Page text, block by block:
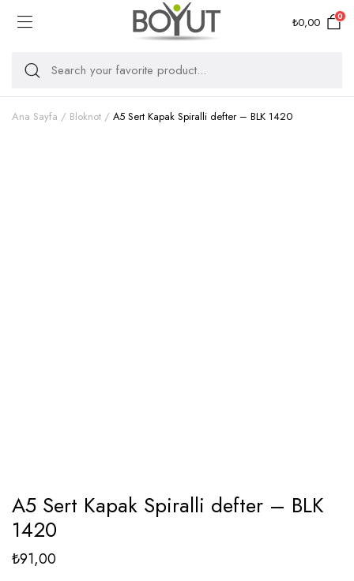
₺0,00 0
Ana Sayfa Bloknot A5 Sert Kapak Spiralli defter – BLK 1420
A5 Sert Kapak Spiralli defter – BLK
1420
₺91,00